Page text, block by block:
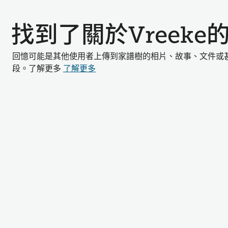
找到了關於Vreeke
回憶可能是其他使用者上傳到家譜樹的相片、故事、文件或
段。了解更多 了解更多